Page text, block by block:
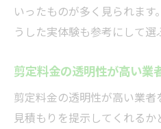
いったものが多く見られます
うした実体験も参考にして選
剪定料金の透明性が高い業
剪定料金の透明性が高い業
見積もりを提示してくれる